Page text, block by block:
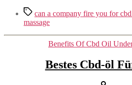
Etiquetas
can a company fire you for
massage
Benefits Of Cbd Oil
Bestes Cbd-öl